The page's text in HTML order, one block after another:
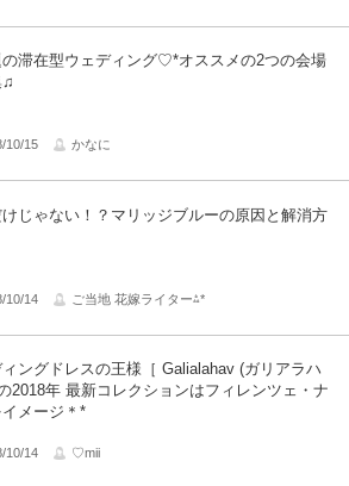
の滞在型ウェディング♡*オススメの2つの会場
♫
10/15 かなに
じゃない！？マリッジブルーの原因と解消方
10/14 ご当地 花嫁ライター⁂*
ングドレスの王様［ Galialahav (ガリアラハ
2018年 最新コレクションはフィレンツェ・ナ
メージ＊*
10/14 ♡mii